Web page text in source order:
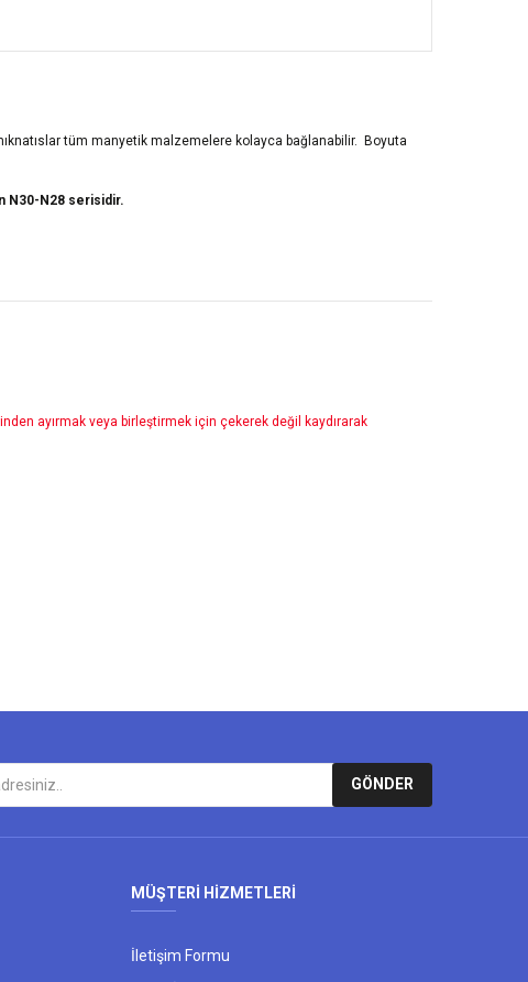
tüm manyetik malzemelere kolayca bağlanabilir. Boyuta
N30-N28 serisidir.
ayırmak veya birleştirmek için çekerek değil kaydırarak
GÖNDER
MÜŞTERİ HİZMETLERİ
İletişim Formu